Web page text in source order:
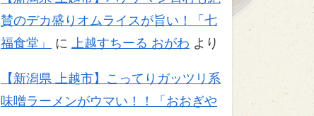
賛のデカ盛りオムライスが旨い！「七
福食堂」
に 上越すちーる おがわ より
【新潟県 上越市】こってりガッツリ系
味噌ラーメンがウマい！！「おおぎや